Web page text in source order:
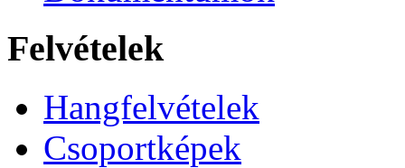
Felvételek
Hangfelvételek
Csoportképek